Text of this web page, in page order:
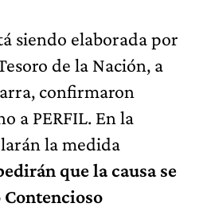
siendo elaborada por
de la Nación, a
confirmaron
a PERFIL. En la
la medida
que la causa se